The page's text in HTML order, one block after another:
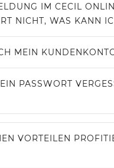
IM CECIL
NICHT, WAS KANN
MEIN
PASSWORT
VORTEILEN